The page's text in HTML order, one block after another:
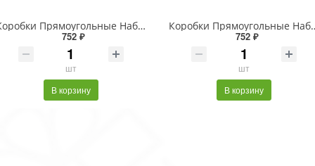
Коробки Прямоугольные Набор 1/3 29*21*9,5 с бантом "Goodluck" Серый 1/24
752 ₽
шт
В корзину
Коробки
752 ₽
шт
В корзину